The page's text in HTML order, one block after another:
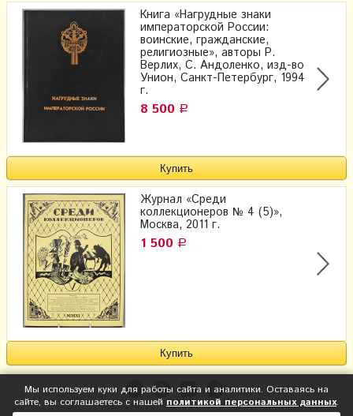
Книга «Нагрудные знаки
императорской России:
воинские, гражданские,
религиозные», авторы Р.
Верлих, С. Андоленко, изд-во
Унион, Санкт-Петербург, 1994
г.
8 500 Р
Журнал «Среди
коллекционеров № 4 (5)»,
Москва, 2011 г.
1 500 Р
Мы используем куки для работы сайта и аналитики. Оставаясь на
сайте, вы соглашаетесь с нашей политикой персональных данных.